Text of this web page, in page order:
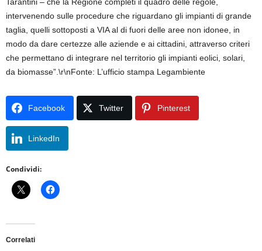
intervenendo sulle procedure che riguardano gli impianti di grande
taglia, quelli sottoposti a VIA al di fuori delle aree non idonee, in
modo da dare certezze alle aziende e ai cittadini, attraverso criteri
che permettano di integrare nel territorio gli impianti eolici, solari,
da biomasse”.\r\nFonte: L’ufficio stampa Legambiente
Facebook Twitter Pinterest
LinkedIn
Condividi:
Correlati